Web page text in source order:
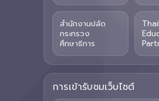
สำนักงานปลัด
กระทรวง
ศึกษาธิการ
การเข้ารับชมเว็บไซต์